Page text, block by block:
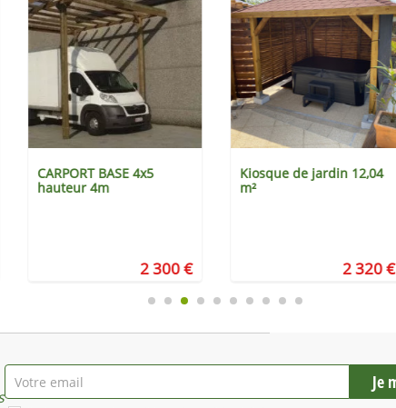
CARPORT BASE 4x5
hauteur 4m
2 300 €
Kiosque de jardin 12,04
m²
2 320 €